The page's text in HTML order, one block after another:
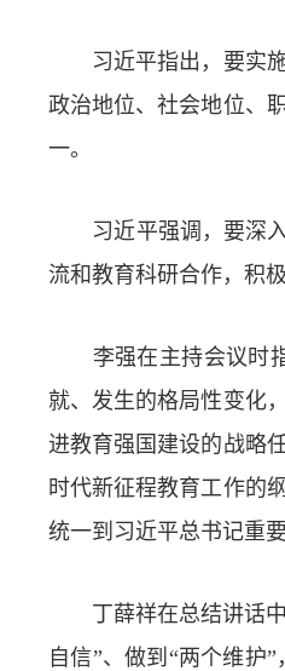
习近平指出，要实施
政治地位、社会地位、
一。
习近平强调，要深入
流和教育科研合作，积
李强在主持会议时指
就、发生的格局性变化
进教育强国建设的战略
时代新征程教育工作的
统一到习近平总书记重
丁薛祥在总结讲话中
自信”、做到“两个维护